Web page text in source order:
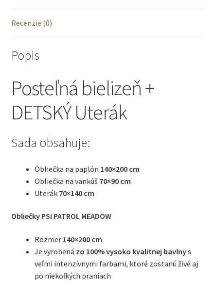
Recenzie (0)
Popis
Posteľná bielizeň +
DETSKÝ Uterák
Sada obsahuje:
Obliečka na paplón 140×200 cm
Obliečka na vankúš 70×90 cm
Uterák 70×140 cm
Obliečky PSI PATROL MEADOW
Rozmer 140×200 cm
Je vyrobená zo 100% vysoko kvalitnej bavlnys
veľmi intenzívnymi farbami, ktoré zostanú živé aj
po niekoľkých praniach